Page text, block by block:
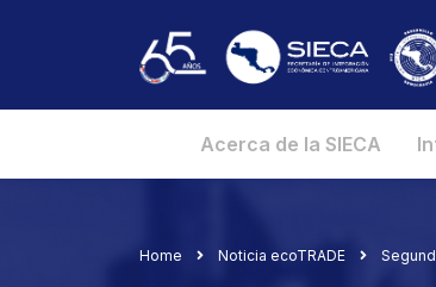
Acerca de la SIECA
Home Noticia ecoTRADE